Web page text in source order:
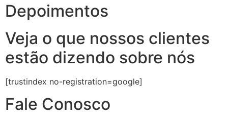
Depoimentos
Veja o que nossos clientes
estão dizendo sobre nós
[trustindex no-registration=google]
Fale Conosco